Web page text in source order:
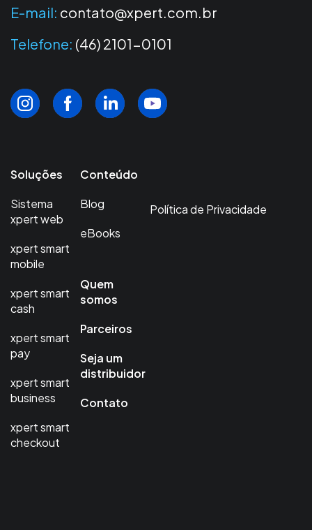
E-mail: contato@xpert.com.br
Telefone: (46) 2101-0101
Soluções
Sistema
xpert web
xpert smart
mobile
xpert smart
cash
xpert smart
pay
xpert smart
business
xpert smart
checkout
Conteúdo
Blog
eBooks
Quem
somos
Parceiros
Seja um
distribuidor
Contato
Política de Privacidade